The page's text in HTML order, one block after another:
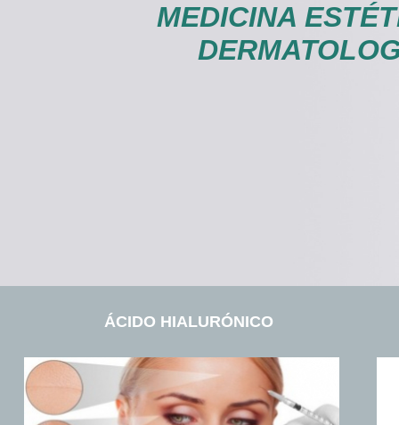
MEDICINA
ÁCIDO HIALURÓNICO